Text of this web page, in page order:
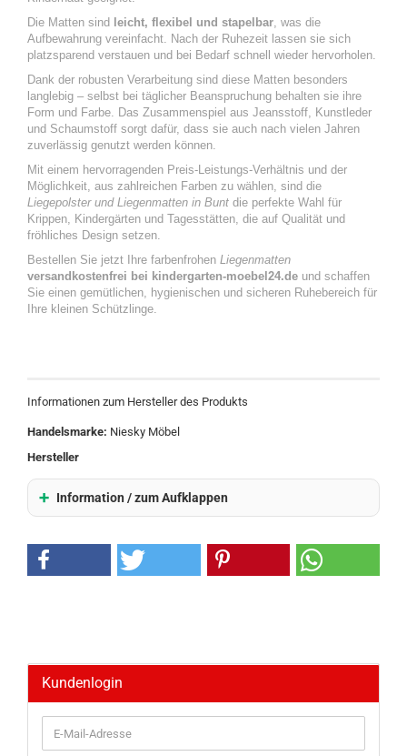
Die Matten sind leicht, flexibel und stapelbar, was die
Aufbewahrung vereinfacht. Nach der Ruhezeit lassen sie sich
platzsparend verstauen und bei Bedarf schnell wieder hervorholen.
Dank der robusten Verarbeitung sind diese Matten besonders
langlebig – selbst bei täglicher Beanspruchung behalten sie ihre
Form und Farbe. Das Zusammenspiel aus Jeansstoff, Kunstleder
und Schaumstoff sorgt dafür, dass sie auch nach vielen Jahren
zuverlässig genutzt werden können.
Mit einem hervorragenden Preis-Leistungs-Verhältnis und der
Möglichkeit, aus zahlreichen Farben zu wählen, sind die
Liegepolster und Liegenmatten in Bunt die perfekte Wahl für
Krippen, Kindergärten und Tagesstätten, die auf Qualität und
fröhliches Design setzen.
Bestellen Sie jetzt Ihre farbenfrohen Liegenmatten
versandkostenfrei bei kindergarten-moebel24.de und schaffen
Sie einen gemütlichen, hygienischen und sicheren Ruhebereich für
Ihre kleinen Schützlinge.
Informationen zum Hersteller des Produkts
Handelsmarke: Niesky Möbel
Hersteller
Information / zum Aufklappen
Kundenlogin
E-
Mail-